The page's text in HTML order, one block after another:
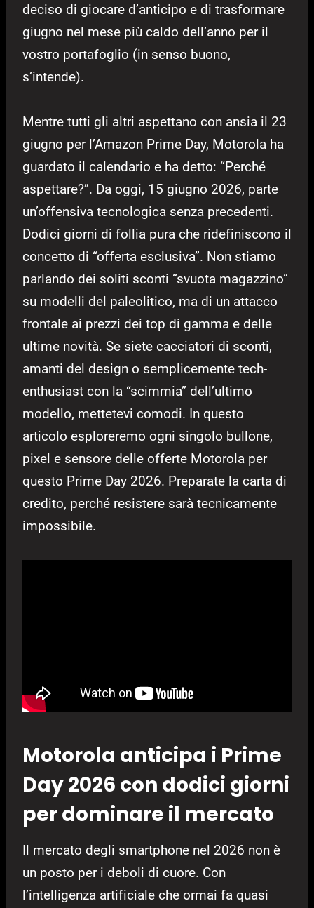
deciso di giocare d’anticipo e di trasformare
giugno nel mese più caldo dell’anno per il
vostro portafoglio (in senso buono,
s’intende).
Mentre tutti gli altri aspettano con ansia il 23
giugno per l’Amazon Prime Day, Motorola ha
guardato il calendario e ha detto: “Perché
aspettare?”. Da oggi, 15 giugno 2026, parte
un’offensiva tecnologica senza precedenti.
Dodici giorni di follia pura che ridefiniscono il
concetto di “offerta esclusiva”. Non stiamo
parlando dei soliti sconti “svuota magazzino”
su modelli del paleolitico, ma di un attacco
frontale ai prezzi dei top di gamma e delle
ultime novità. Se siete cacciatori di sconti,
amanti del design o semplicemente tech-
enthusiast con la “scimmia” dell’ultimo
modello, mettetevi comodi. In questo
articolo esploreremo ogni singolo bullone,
pixel e sensore delle offerte Motorola per
questo Prime Day 2026. Preparate la carta di
credito, perché resistere sarà tecnicamente
impossibile.
Motorola anticipa i Prime
Day 2026 con dodici giorni
per dominare il mercato
Il mercato degli smartphone nel 2026 non è
un posto per i deboli di cuore. Con
l’intelligenza artificiale che ormai fa quasi